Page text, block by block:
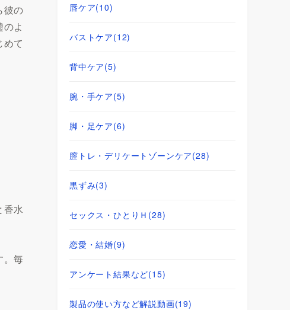
彼の
よ
て
水
。毎
唇ケア(10)
バストケア(12)
背中ケア(5)
腕・手ケア(5)
脚・足ケア(6)
膣トレ・デリケートゾーンケア(28)
黒ずみ(3)
セックス・ひとりＨ (28)
恋愛・結婚(9)
アンケート結果など(15)
製品の使い方など解説動画(19)